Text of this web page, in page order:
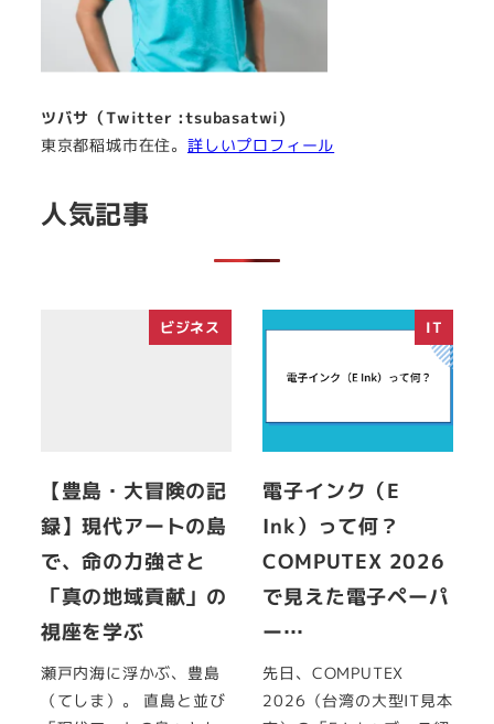
ツバサ（Twitter :tsubasatwi)
東京都稲城市在住。 詳しいプロフィール
人気記事
ビジネス
【豊島・大冒険の記
録】現代アートの島
で、命の力強さと
「真の地域貢献」の
視座を学ぶ
瀬戸内海に浮かぶ、豊島
（てしま）。 直島と並び
IT
電子インク（E
Ink）って何？
COMPUTEX 2026
で見えた電子ペーパ
ー…
先日、COMPUTEX
2026（台湾の大型IT見本